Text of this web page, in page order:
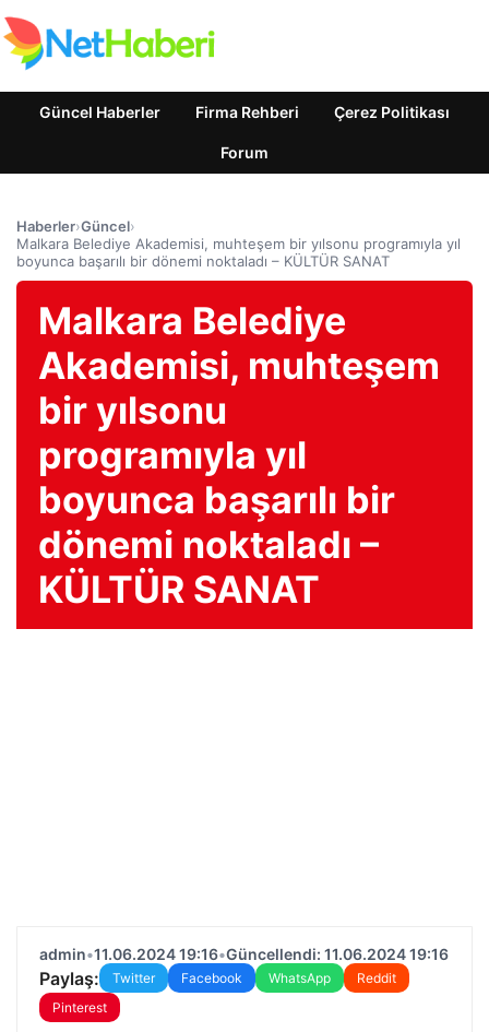
Güncel Haberler Firma Rehberi Çerez Politikası
Forum
Haberler›Güncel›
Malkara Belediye Akademisi, muhteşem bir yılsonu programıyla yıl
boyunca başarılı bir dönemi noktaladı – KÜLTÜR SANAT
Malkara Belediye
Akademisi, muhteşem
bir yılsonu
programıyla yıl
boyunca başarılı bir
dönemi noktaladı –
KÜLTÜR SANAT
admin•11.06.2024 19:16•Güncellendi: 11.06.2024 19:16
Paylaş: Twitter Facebook WhatsApp
Reddit
Pinterest